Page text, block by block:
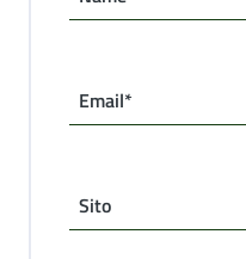
Email*
Sito